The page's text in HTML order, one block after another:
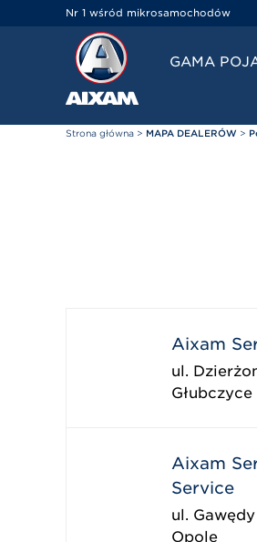
Nr 1 wśród mikrosamochodów
GAMA
Strona główna > MAPA DEALERÓW >
Aixam
ul.
Głubczyce
Aixam
Service
ul.
Opole
Panel zarządzania plikami cookies